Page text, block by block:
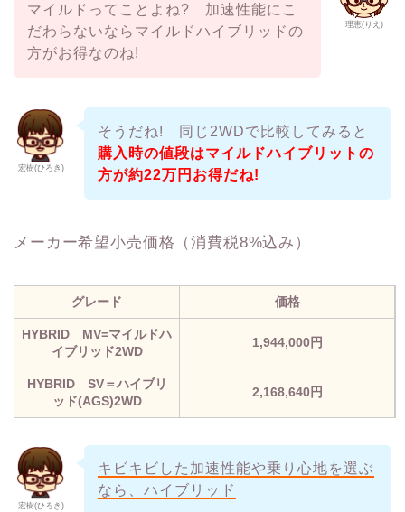
理恵(りえ)
マイルドってことよね? 加速性能にこ
だわらないならマイルドハイブリッドの
方がお得なのね!
宏樹(ひろき)
そうだね! 同じ2WDで比較してみると
購入時の値段はマイルドハイブリットの
方が約22万円お得だね!
メーカー希望小売価格（消費税8%込み）
グレード 価格
HYBRID MV=マイルドハ
イブリッド2WD
1,944,000円
HYBRID SV＝ハイブリ
ッド(AGS)2WD
2,168,640円
宏樹(ひろき)
キビキビした加速性能や乗り心地を選ぶ
なら、ハイブリッド